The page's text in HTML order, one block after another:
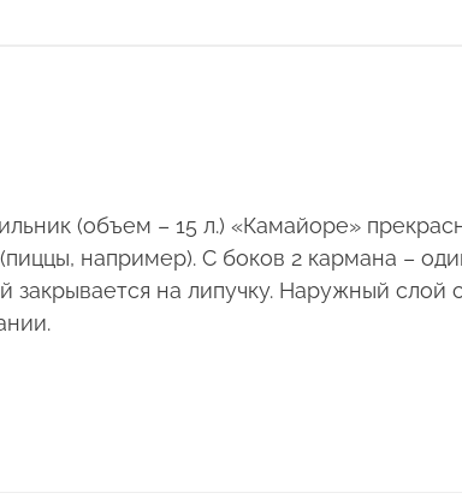
(объем – 15 л.) «Камайоре»
например). С боков 2 кармана –
закрывается на липучку. Наружный